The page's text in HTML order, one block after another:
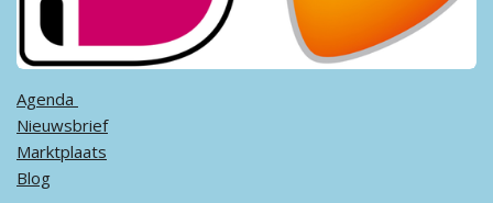
Agenda ​
Nieuwsbrief
Marktplaats
Blog